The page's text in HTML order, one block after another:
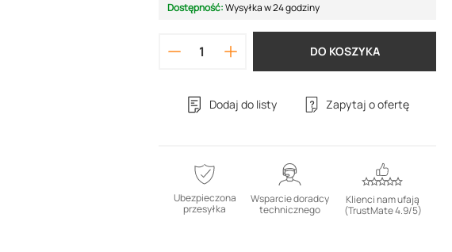
Dostępność:Wysyłka w 24 godziny
DO KOSZYKA
Dodaj do listy Zapytaj o ofertę
Ubezpieczona
przesyłka
Wsparcie doradcy
technicznego
Klienci nam ufają
(TrustMate 4.9/5)